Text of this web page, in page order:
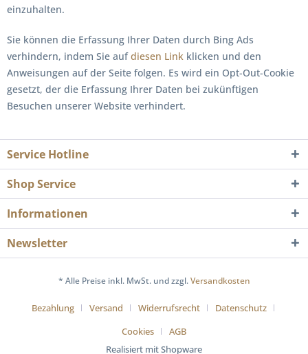
einzuhalten.
Sie können die Erfassung Ihrer Daten durch Bing Ads
verhindern, indem Sie aufdiesen Link klicken und den
Anweisungen auf der Seite folgen. Es wird ein Opt-Out-Cookie
gesetzt, der die Erfassung Ihrer Daten bei zukünftigen
Besuchen unserer Website verhindert.
Service Hotline
Shop Service
Informationen
Newsletter
* Alle Preise inkl. MwSt. und zzgl.Versandkosten
Bezahlung Versand Widerrufsrecht
Datenschutz
Cookies
AGB
Realisiert mit Shopware